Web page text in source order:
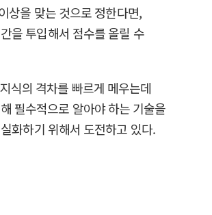
상을 맞는 것으로 정한다면,
을 투입해서 점수를 올릴 수
식의 격차를 빠르게 메우는데
필수적으로 알아야 하는 기술을
화하기 위해서 도전하고 있다.